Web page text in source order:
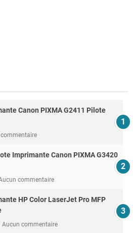
Canon PIXMA G2411 Pilote
commentaire
Imprimante Canon PIXMA G3420
commentaire
HP Color LaserJet Pro MFP
Aucun commentaire